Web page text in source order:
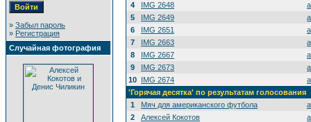
» Забыл пароль
» Регистрация
Случайная фотография
4
IMG 2648
5
IMG 2649
6
IMG 2651
7
IMG 2663
8
IMG 2667
9
IMG 2673
10 IMG 2674
'Горячая десятка' по результатам голосования
1
Мяч для американского футбола
2
Алексей Кокотов